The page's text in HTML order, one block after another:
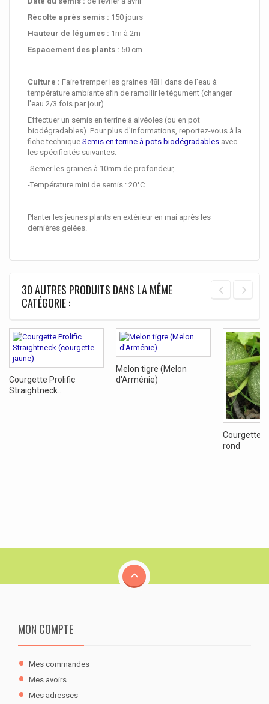
Récolte après semis : 150 jours
Hauteur de légumes : 1m à 2m
Espacement des plants : 50 cm
Culture : Faire tremper les graines 48H dans de l'eau à
température ambiante afin de ramollir le tégument (changer
l'eau 2/3 fois par jour).
Effectuer un semis en terrine à alvéoles (ou en pot
biodégradables). Pour plus d'informations, reportez-vous à la
fiche technique Semis en terrine à pots biodégradables avec
les spécificités suivantes:
-Semer les graines à 10mm de profondeur,
-Température mini de semis : 20°C
Planter les jeunes plants en extérieur en mai après les
dernières gelées.
30 AUTRES PRODUITS DANS LA MÊME
CATÉGORIE :
Courgette Prolific
Straightneck...
Melon tigre (Melon
d'Arménie)
Courgette
rond
MON COMPTE
Mes commandes
Mes avoirs
Mes adresses